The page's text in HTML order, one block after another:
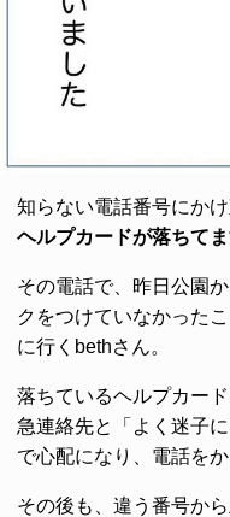
知らない電話番号にか
ヘルプカードが落ちてま
その電話で、昨日公園
クをつけていなかった
に行くbethさん。
落ちているヘルプカー
急連絡先と「よく迷子
で心配になり、電話を
その後も、違う番号か